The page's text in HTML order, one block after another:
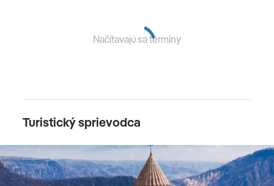
Noravank
Preskúmame jaskynnú osadu
jej tajomstvá ukryté hlboko vo vnútri. V celom údolí je
množstvo známok osídlenia z minulosti, ktoré čakajú na
objavenie. Pozrieme si úžasnýkostol sv. Hripsimaa
Načítavajú sa termíny
Turistický sprievodca